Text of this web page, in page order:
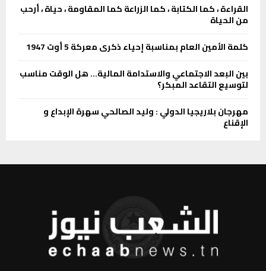
القراءة ، كما الكتابة ، كما الزراعة كما المقاومة ، حياة ، أرحب
من الحياة
كلمة الأمين العام بمناسبة إحياء ذكرى معركة 5 أوت 1947
بين البعد الاجتماعي والاستدامة المالية… هل الوقت مناسب
لتوسيع التقاعد المبكر؟
مهرجان بلاريجيا الدولي : وليد الصالحي سهرة الإبداع و
الإقناع